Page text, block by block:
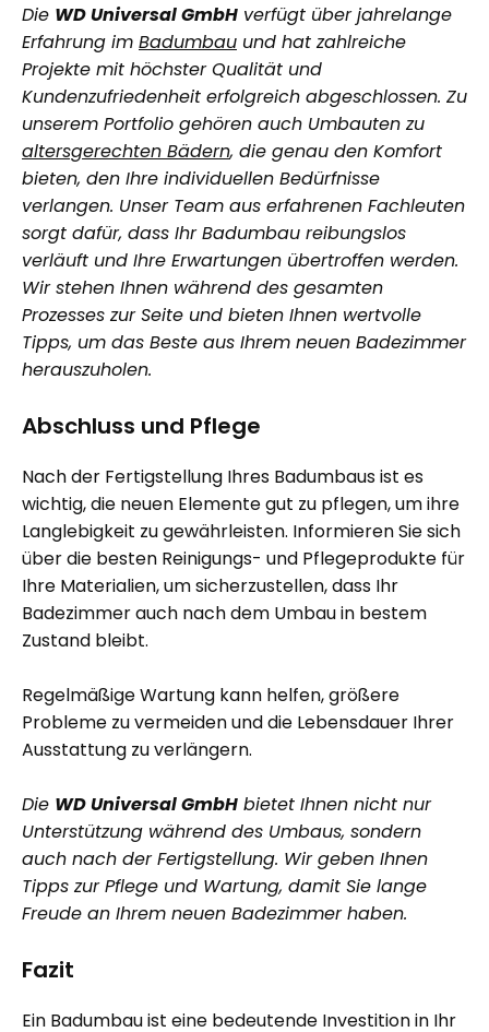
Die WD Universal GmbH verfügt über jahrelange
Erfahrung im Badumbau und hat zahlreiche
Projekte mit höchster Qualität und
Kundenzufriedenheit erfolgreich abgeschlossen. Zu
unserem Portfolio gehören auch Umbauten zu
altersgerechten Bädern, die genau den Komfort
bieten, den Ihre individuellen Bedürfnisse
verlangen. Unser Team aus erfahrenen Fachleuten
sorgt dafür, dass Ihr Badumbau reibungslos
verläuft und Ihre Erwartungen übertroffen werden.
Wir stehen Ihnen während des gesamten
Prozesses zur Seite und bieten Ihnen wertvolle
Tipps, um das Beste aus Ihrem neuen Badezimmer
herauszuholen.
Abschluss und Pflege
Nach der Fertigstellung Ihres Badumbaus ist es
wichtig, die neuen Elemente gut zu pflegen, um ihre
Langlebigkeit zu gewährleisten. Informieren Sie sich
über die besten Reinigungs- und Pflegeprodukte für
Ihre Materialien, um sicherzustellen, dass Ihr
Badezimmer auch nach dem Umbau in bestem
Zustand bleibt.
Regelmäßige Wartung kann helfen, größere
Probleme zu vermeiden und die Lebensdauer Ihrer
Ausstattung zu verlängern.
Die WD Universal GmbH bietet Ihnen nicht nur
Unterstützung während des Umbaus, sondern
auch nach der Fertigstellung. Wir geben Ihnen
Tipps zur Pflege und Wartung, damit Sie lange
Freude an Ihrem neuen Badezimmer haben.
Fazit
Ein Badumbauist eine bedeutende Investition in Ihr